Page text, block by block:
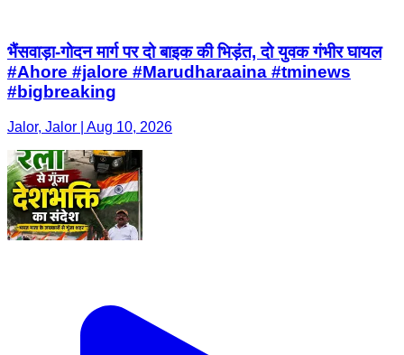
भैंसवाड़ा-गोदन मार्ग पर दो बाइक की भिड़ंत, दो युवक गंभीर घायल
#Ahore #jalore #Marudharaaina #tminews
#bigbreaking
Jalor, Jalor | Aug 10, 2026